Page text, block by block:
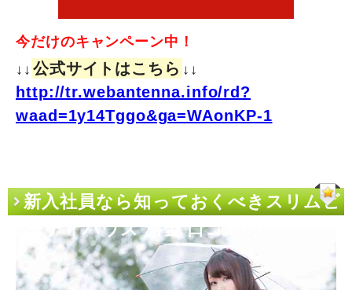
今だけのキャンペーン中！
↓↓ 公式サイトはこちら ↓↓
http://tr.webantenna.info/rd?
waad=1y14Tggo&ga=WAonKP-1
新入社員なら知っておくべきスリムビ
ューティハウス 料金 口コミの